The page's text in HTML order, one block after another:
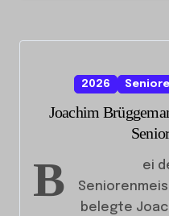
2026
Joachim
B
ei
belegte